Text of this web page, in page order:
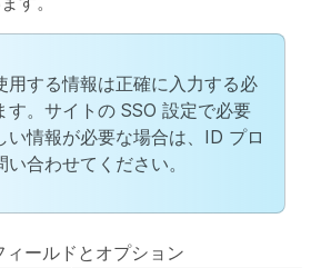
用する情報は正確に入力する必
す。サイトの SSO 設定で必要
い情報が必要な場合は、ID プロ
合わせてください。
ールドとオプション